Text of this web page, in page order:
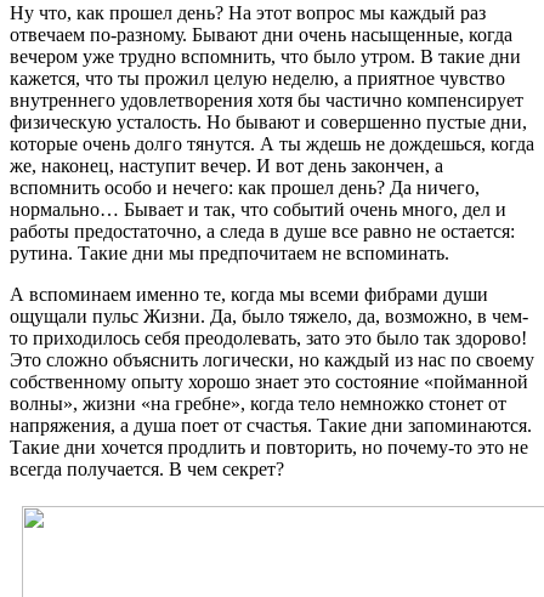
Ну что, как прошел день? На этот вопрос мы каждый раз
отвечаем по-разному. Бывают дни очень насыщенные, когда
вечером уже трудно вспомнить, что было утром. В такие дни
кажется, что ты прожил целую неделю, а приятное чувство
внутреннего удовлетворения хотя бы частично компенсирует
физическую усталость. Но бывают и совершенно пустые дни,
которые очень долго тянутся. А ты ждешь не дождешься, когда
же, наконец, наступит вечер. И вот день закончен, а
вспомнить особо и нечего: как прошел день? Да ничего,
нормально… Бывает и так, что событий очень много, дел и
работы предостаточно, а следа в душе все равно не остается:
рутина. Такие дни мы предпочитаем не вспоминать.
А вспоминаем именно те, когда мы всеми фибрами души
ощущали пульс Жизни. Да, было тяжело, да, возможно, в чем-
то приходилось себя преодолевать, зато это было так здорово!
Это сложно объяснить логически, но каждый из нас по своему
собственному опыту хорошо знает это состояние «пойманной
волны», жизни «на гребне», когда тело немножко стонет от
напряжения, а душа поет от счастья. Такие дни запоминаются.
Такие дни хочется продлить и повторить, но почему-то это не
всегда получается. В чем секрет?